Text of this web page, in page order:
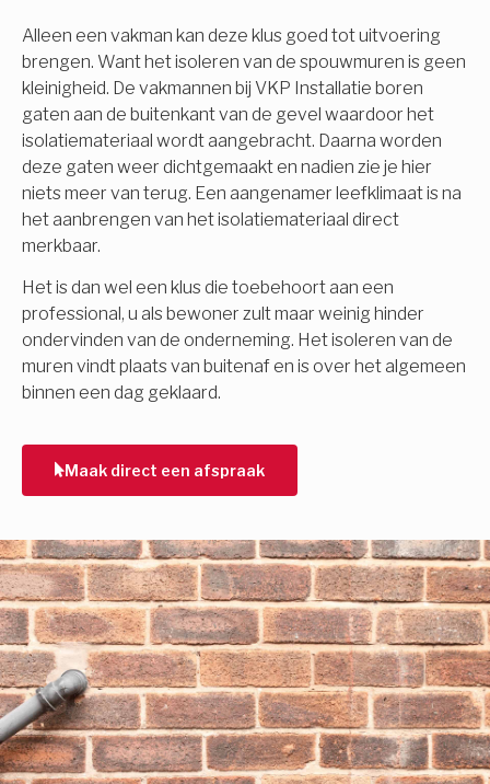
Alleen een vakman kan deze klus goed tot uitvoering
brengen. Want het isoleren van de spouwmuren is geen
kleinigheid. De vakmannen bij VKP Installatie boren
gaten aan de buitenkant van de gevel waardoor het
isolatiemateriaal wordt aangebracht. Daarna worden
deze gaten weer dichtgemaakt en nadien zie je hier
niets meer van terug. Een aangenamer leefklimaat is na
het aanbrengen van het isolatiemateriaal direct
merkbaar.
Het is dan wel een klus die toebehoort aan een
professional, u als bewoner zult maar weinig hinder
ondervinden van de onderneming. Het isoleren van de
muren vindt plaats van buitenaf en is over het algemeen
binnen een dag geklaard.
Maak direct een afspraak